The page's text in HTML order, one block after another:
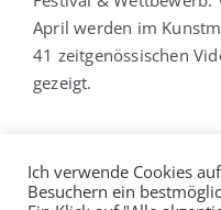
April wer­den im
41 zeit­ge­nös­si­schen
gezeigt.
Ich verwende Cookies
Besuchern ein